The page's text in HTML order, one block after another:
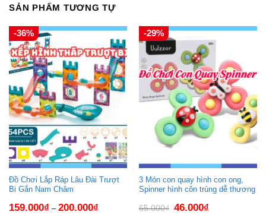
SẢN PHẨM TƯƠNG TỰ
-36%
Đồ Chơi Lắp Ráp Lâu Đài Trượt
Bi Gắn Nam Châm
159.000₫ – 200.000₫
-29%
3 Món con quay hình con ong,
Spinner hình côn trùng dễ thương
65.000₫
Giá
gốc
46.000₫Giá
hiện